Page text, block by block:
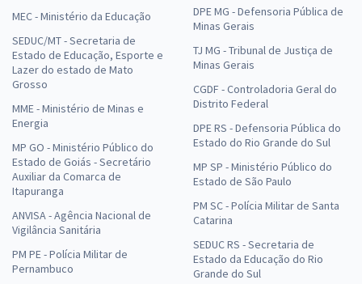
MEC - Ministério da Educação
SEDUC/MT - Secretaria de
Estado de Educação, Esporte e
Lazer do estado de Mato
Grosso
MME - Ministério de Minas e
Energia
MP GO - Ministério Público do
Estado de Goiás - Secretário
Auxiliar da Comarca de
Itapuranga
ANVISA - Agência Nacional de
Vigilância Sanitária
PM PE - Polícia Militar de
Pernambuco
DPE MG - Defensoria Pública de
Minas Gerais
TJ MG - Tribunal de Justiça de
Minas Gerais
CGDF - Controladoria Geral do
Distrito Federal
DPE RS - Defensoria Pública do
Estado do Rio Grande do Sul
MP SP - Ministério Público do
Estado de São Paulo
PM SC - Polícia Militar de Santa
Catarina
SEDUC RS - Secretaria de
Estado da Educação do Rio
Grande do Sul